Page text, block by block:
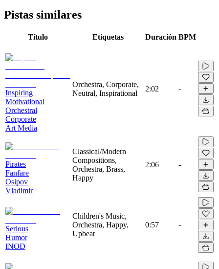
Pistas similares
Título Etiquetas Duración BPM
Inspiring
Motivational
Orchestral
Corporate
Art Media
Orchestra, Corporate,
Neutral, Inspirational
2:02 -
Pirates
Fanfare
Osipov
Vladimir
Classical/Modern
Compositions,
Orchestra, Brass,
Happy
2:06 -
Serious
Humor
INOD
Children's Music,
Orchestra, Happy,
Upbeat
0:57 -